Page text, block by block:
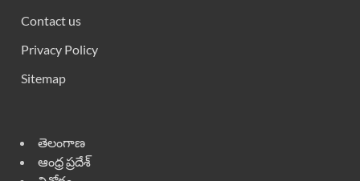
Contact us
Privacy Policy
Sitemap
తెలంగాణ
ఆంధ్ర ప్రదేశ్